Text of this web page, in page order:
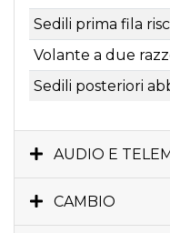
Sedili prima fila
Volante a due
Sedili posteriori
AUDIO E
CAMBIO